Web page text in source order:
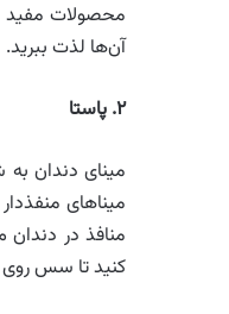
محصولات مفید
آن‌ها لذت ببرید.
۲. پاستا
مینای دندان
میناهای
منافذ در
کنید تا سس روی